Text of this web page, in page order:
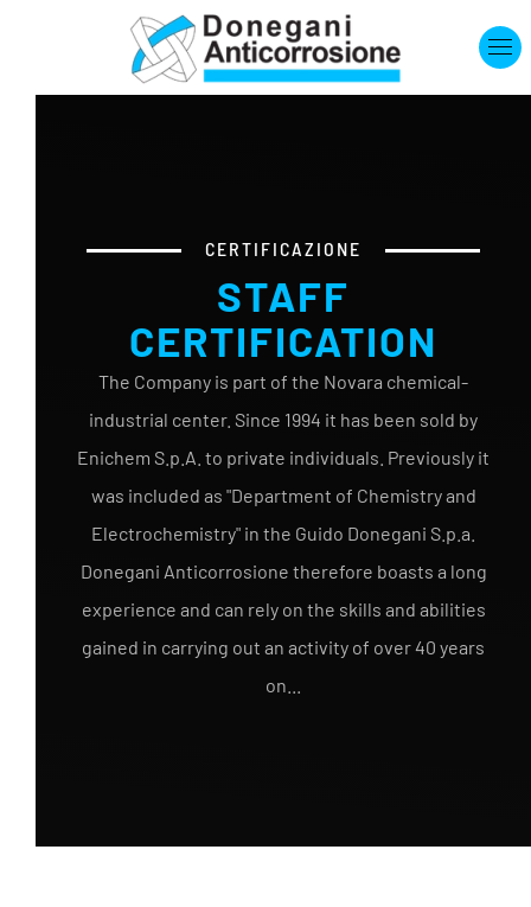
Skip to main content
CERTIFICAZIONE
STAFF
CERTIFICATION
The Company is part of the Novara chemical-
industrial center. Since 1994 it has been sold by
Enichem S.p.A. to private individuals. Previously it
was included as "Department of Chemistry and
Electrochemistry" in the Guido Donegani S.p.a.
Donegani Anticorrosione therefore boasts a long
experience and can rely on the skills and abilities
gained in carrying out an activity of over 40 years
on...